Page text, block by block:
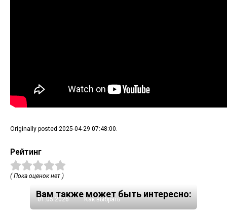
Originally posted 2025-04-29 07:48:00.
Рейтинг
( Пока оценок нет )
Вам также может быть интересно:
01.05.2026 Как выбрать